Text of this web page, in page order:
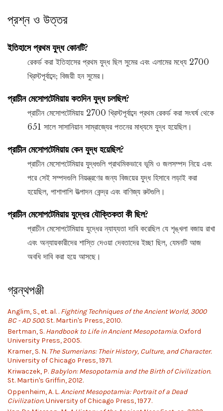
প্রশ্ন ও উত্তর
ইতিহাসে প্রথম যুদ্ধ কোনটি?
রেকর্ড করা ইতিহাসের প্রথম যুদ্ধ ছিল সুমের এবং এলামের মধ্যে 2700
খ্রিস্টপূর্বাব্দে; বিজয়ী হন সুমের।
প্রাচীন মেসোপটেমিয়ায় কতদিন যুদ্ধ চলছিল?
প্রাচীন মেসোপটেমিয়ায় 2700 খ্রিস্টপূর্বাব্দে প্রথম রেকর্ড করা সংঘর্ষ থেকে
651 সালে সাসানিয়ান সাম্রাজ্যের পতনের মাধ্যমে যুদ্ধ হয়েছিল।
প্রাচীন মেসোপটেমিয়ায় কেন যুদ্ধ হয়েছিল?
প্রাচীন মেসোপটেমিয়ার যুদ্ধগুলি প্রাথমিকভাবে ভূমি ও জলসম্পদ নিয়ে এবং
পরে সেই সম্পদগুলি নিয়ন্ত্রণের জন্য বিজয়ের যুদ্ধ হিসাবে লড়াই করা
হয়েছিল, পাশাপাশি উত্পাদন কেন্দ্র এবং বাণিজ্য রুটগুলি।
প্রাচীন মেসোপটেমিয়ায় যুদ্ধের যৌক্তিকতা কী ছিল?
প্রাচীন মেসোপটেমিয়ায় যুদ্ধের ন্যায্যতা দাবি করেছিল যে শৃঙ্খলা বজায় রাখা
এবং অন্যায়কারীদের শাস্তি দেওয়া দেবতাদের ইচ্ছা ছিল, যেমনটি আজ
অবধি দাবি করা হয়ে আসছে।
গ্রন্থপঞ্জী
Anglim, S., et. al. . Fighting Techniques of the Ancient World, 3000
BC - AD 500.St. Martin's Press, 2010.
Bertman, S. Handbook to Life in Ancient Mesopotamia.Oxford
University Press, 2005.
Kramer, S. N. The Sumerians: Their History, Culture, and Character.
University of Chicago Press, 1971.
Kriwaczek, P. Babylon: Mesopotamia and the Birth of Civilization.
St. Martin's Griffin, 2012.
Oppenheim, A. L.Ancient Mesopotamia: Portrait of a Dead
Civilization.University of Chicago Press, 1977.